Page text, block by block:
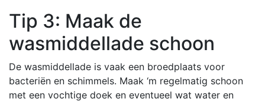
Tip 3: Maak de
wasmiddellade schoon
De wasmiddellade is vaak een broedplaats voor
bacteriën en schimmels. Maak ‘m regelmatig schoon
met een vochtige doek en eventueel wat water en